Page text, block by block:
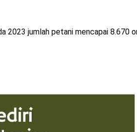
2023 jumlah petani mencapai 8.670